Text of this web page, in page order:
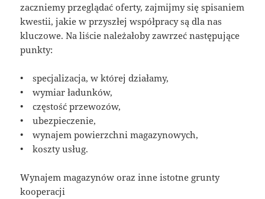
zaczniemy przeglądać oferty, zajmijmy się spisaniem
kwestii, jakie w przyszłej współpracy są dla nas
kluczowe. Na liście należałoby zawrzeć następujące
punkty:
• specjalizacja, w której działamy,
• wymiar ładunków,
• częstość przewozów,
• ubezpieczenie,
• wynajem powierzchni magazynowych,
• koszty usług.
Wynajem magazynów oraz inne istotne grunty
kooperacji